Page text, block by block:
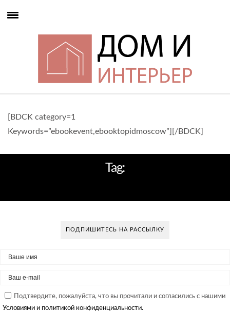
[BDCK category=1
Keywords=”ebookevent,ebooktopidmoscow”][/BDCK]
Tag:
ПОДПИШИТЕСЬ НА РАССЫЛКУ
Подтвердите, пожалуйста, что вы прочитали и согласились с нашими
Условиями и политикой конфиденциальности.